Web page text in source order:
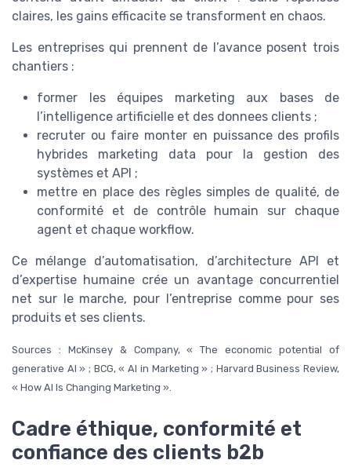
claires, les gains efficacite se transforment en chaos.
Les entreprises qui prennent de l’avance posent trois
chantiers :
former les équipes marketing aux bases de
l’intelligence artificielle et des donnees clients ;
recruter ou faire monter en puissance des profils
hybrides marketing data pour la gestion des
systèmes et API ;
mettre en place des règles simples de qualité, de
conformité et de contrôle humain sur chaque
agent et chaque workflow.
Ce mélange d’automatisation, d’architecture API et
d’expertise humaine crée un avantage concurrentiel
net sur le marche, pour l’entreprise comme pour ses
produits et ses clients.
Sources : McKinsey & Company, « The economic potential of
generative AI » ; BCG, « AI in Marketing » ; Harvard Business Review,
« How AI Is Changing Marketing ».
Cadre éthique, conformité et
confiance des clients b2b